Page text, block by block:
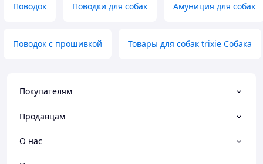
Поводок Поводки для собак Амуниция для собак
Поводок с прошивкой Товары для собак trixie Собака
Покупателям
Продавцам
О нас